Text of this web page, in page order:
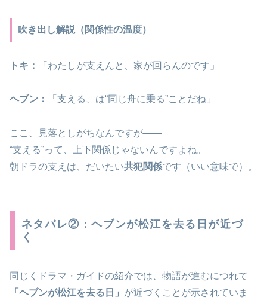
吹き出し解説（関係性の温度）
トキ： 「わたしが支えんと、家が回らんのです」
ヘブン： 「支える、は“同じ舟に乗る”ことだね」
ここ、見落としがちなんですが――
“支える”って、上下関係じゃないんですよね。
朝ドラの支えは、だいたい共犯関係です（いい意味で）。
ネタバレ②：ヘブンが松江を去る日が近づ
く
同じくドラマ・ガイドの紹介では、物語が進むにつれて
「ヘブンが松江を去る日」 が近づくことが示されていま